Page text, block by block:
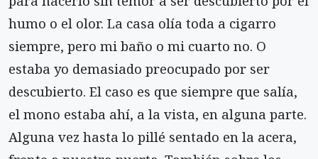
humo o el olor. La casa olía toda a cigarro
siempre, pero mi baño o mi cuarto no. O
estaba yo demasia­do preocupado por ser
descubierto. El caso es que siempre que salía,
el mono estaba ahí, a la vista, en alguna parte.
Alguna vez hasta lo pillé sentado en la acera,